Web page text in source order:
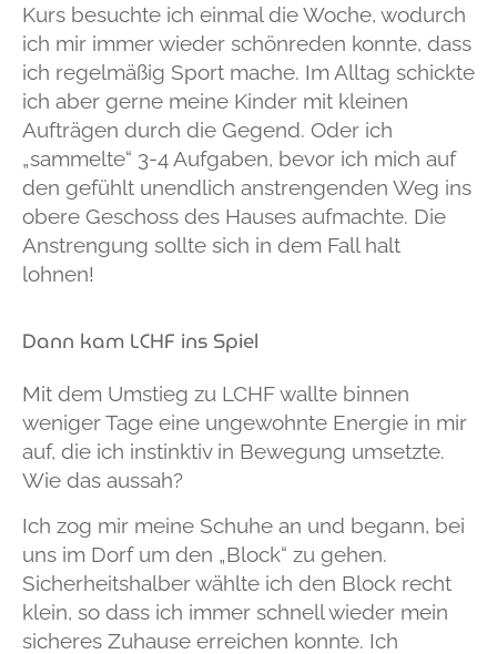
Kurs besuchte ich einmal die Woche, wodurch
ich mir immer wieder schönreden konnte, dass
ich regelmäßig Sport mache. Im Alltag schickte
ich aber gerne meine Kinder mit kleinen
Aufträgen durch die Gegend. Oder ich
„sammelte“ 3-4 Aufgaben, bevor ich mich auf
den gefühlt unendlich anstrengenden Weg ins
obere Geschoss des Hauses aufmachte. Die
Anstrengung sollte sich in dem Fall halt
lohnen!
Dann kam LCHF ins Spiel
Mit dem Umstieg zu LCHF wallte binnen
weniger Tage eine ungewohnte Energie in mir
auf, die ich instinktiv in Bewegung umsetzte.
Wie das aussah?
Ich zog mir meine Schuhe an und begann, bei
uns im Dorf um den „Block“ zu gehen.
Sicherheitshalber wählte ich den Block recht
klein, so dass ich immer schnell wieder mein
sicheres Zuhause erreichen konnte. Ich